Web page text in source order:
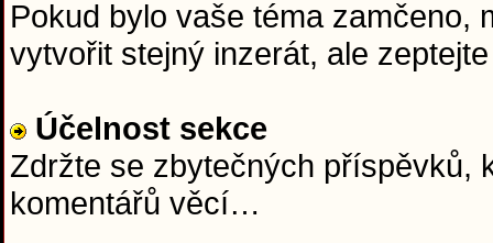
Pokud bylo vaše téma zamčeno,
vytvořit stejný inzerát, ale
Účelnost sekce
Zdržte se zbytečných příspěvků,
komentářů věcí…